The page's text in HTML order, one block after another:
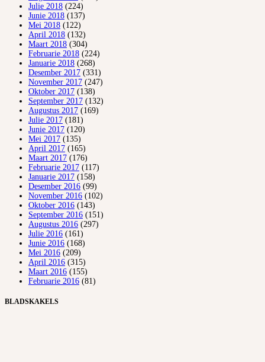
Julie 2018 (224)
Junie 2018 (137)
Mei 2018 (122)
April 2018 (132)
Maart 2018 (304)
Februarie 2018 (224)
Januarie 2018 (268)
Desember 2017 (331)
November 2017 (247)
Oktober 2017 (138)
September 2017 (132)
Augustus 2017 (169)
Julie 2017 (181)
Junie 2017 (120)
Mei 2017 (135)
April 2017 (165)
Maart 2017 (176)
Februarie 2017 (117)
Januarie 2017 (158)
Desember 2016 (99)
November 2016 (102)
Oktober 2016 (143)
September 2016 (151)
Augustus 2016 (297)
Julie 2016 (161)
Junie 2016 (168)
Mei 2016 (209)
April 2016 (315)
Maart 2016 (155)
Februarie 2016 (81)
BLADSKAKELS